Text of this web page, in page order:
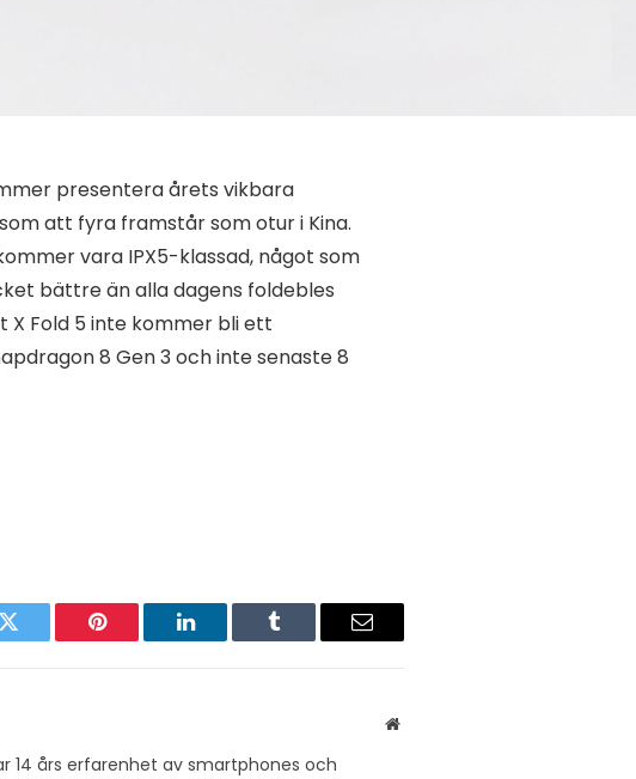
presentera årets vikbara
att fyra framstår som otur i Kina.
vara IPX5-klassad, något som
bättre än alla dagens foldebles
Fold 5 inte kommer bli ett
8 Gen 3 och inte senaste 8
Twitter Pinterest LinkedIn Tumblr Email
Website
14 års erfarenhet av smartphones och